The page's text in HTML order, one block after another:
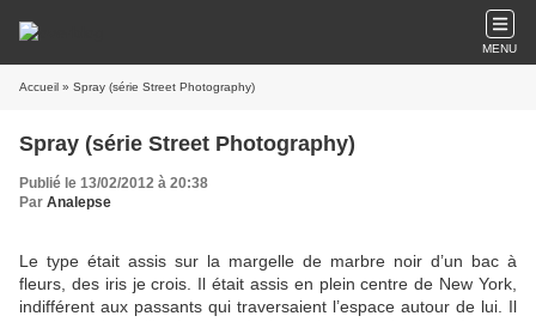
MENU
Accueil » Spray (série Street Photography)
Spray (série Street Photography)
Publié le 13/02/2012 à 20:38
Par Analepse
Le type était assis sur la margelle de marbre noir d’un bac à
fleurs, des iris je crois. Il était assis en plein centre de New York,
indifférent aux passants qui traversaient l’espace autour de lui. Il